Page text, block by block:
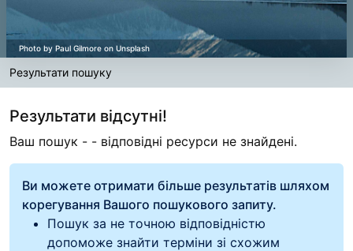
Результати пошуку
Результати відсутні!
Ваш пошук - - відповідні ресурси не знайдені.
Ви можете отримати більше результатів шляхом
корегування Вашого пошукового запиту.
Пошук за не точною відповідністю
допоможе знайти терміни зі схожим